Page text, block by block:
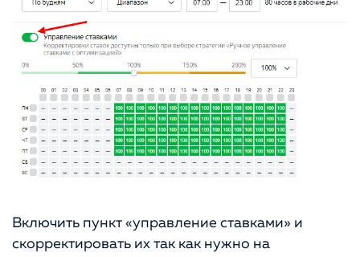
Включить пункт «управление ставками» и
скорректировать их так как нужно на